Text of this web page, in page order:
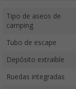
Tipo de aseos de
camping
Tubo de escape
Depósito extraíble
Ruedas integradas